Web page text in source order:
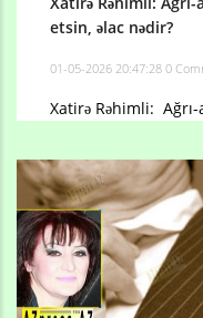
etsin, əlac nədir?
01-05-2026 20:47:28 0
Xatirə Rəhimli: